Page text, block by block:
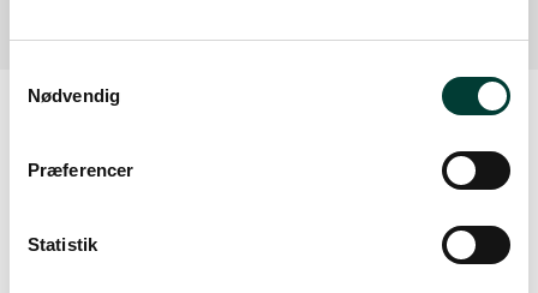
Nødvendig
Præferencer
Statistik
Vejrudsigt
Søn. 9.Aug